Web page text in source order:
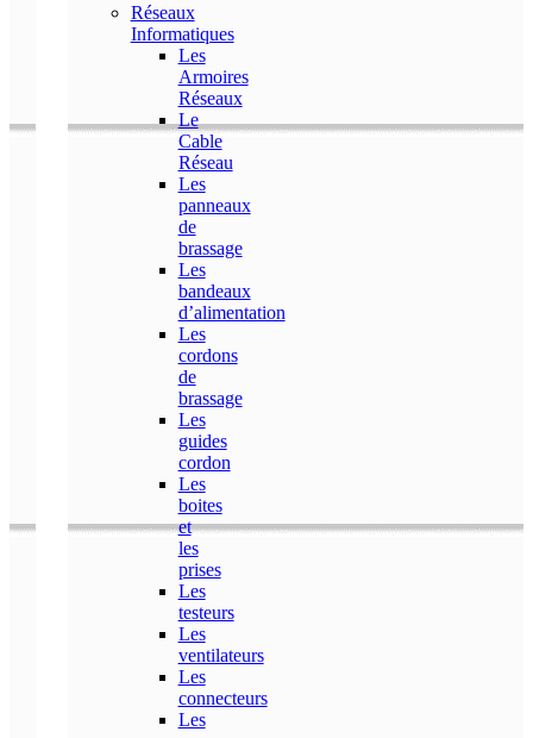
Réseaux
Informatiques
Les
Armoires
Réseaux
Le
Cable
Réseau
Les
panneaux
de
brassage
Les
bandeaux
d’alimentation
Les
cordons
de
brassage
Les
guides
cordon
Les
boites
et
les
prises
Les
testeurs
Les
ventilateurs
Les
connecteurs
Les